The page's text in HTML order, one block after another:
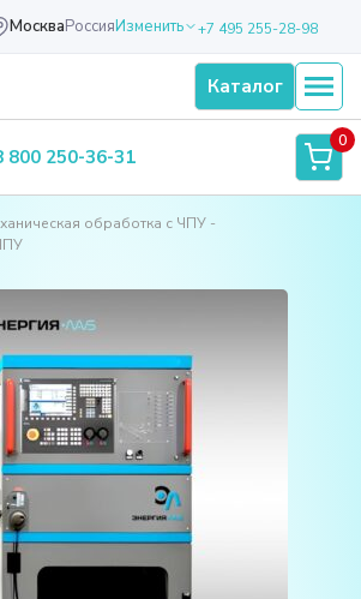
МоскваРоссияИзменить +7 495 255-28-98
Каталог
800 250-36-31
0
обработка с ЧПУ